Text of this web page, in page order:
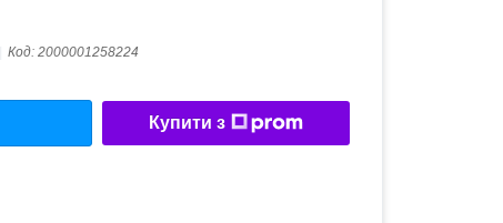
Код: 2000001258224
Купити з